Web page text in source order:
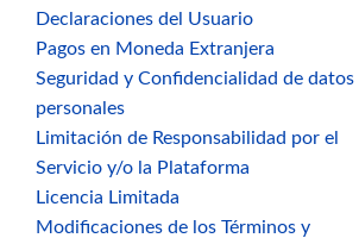
Declaraciones del Usuario
Pagos en Moneda Extranjera
Seguridad y Confidencialidad de datos
personales
Limitación de Responsabilidad por el
Servicio y/o la Plataforma
Licencia Limitada
Modificaciones de los Términos y